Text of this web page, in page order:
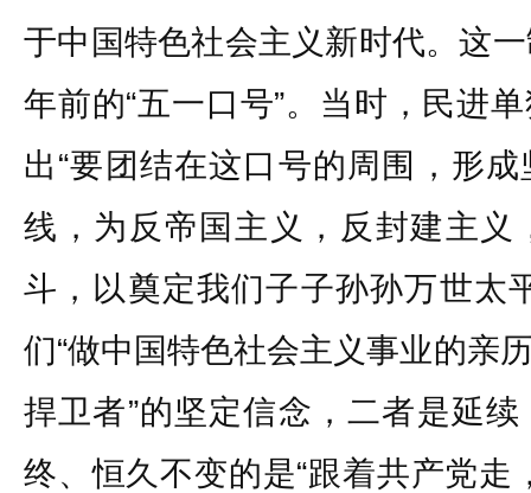
于中国特色社会主义新时代。这
年前的“五一口号”。当时，民进
出“要团结在这口号的周围，形
线，为反帝国主义，反封建主义
斗，以奠定我们子子孙孙万世太
们“做中国特色社会主义事业的亲
捍卫者”的坚定信念，二者是延
终、恒久不变的是“跟着共产党走